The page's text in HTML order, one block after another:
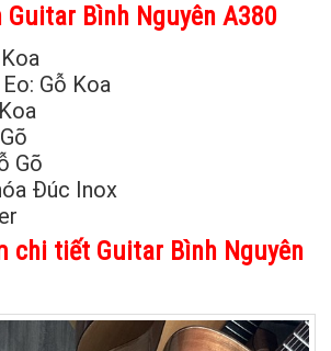
Guitar Bình Nguyên A380
Gỗ Koa
Gõ
Đúc Inox
chi tiết Guitar Bình Nguyên